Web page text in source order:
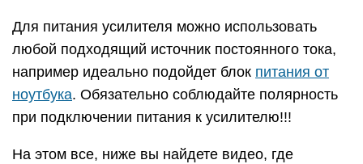
Для питания усилителя можно использовать
любой подходящий источник постоянного тока,
например идеально подойдет блок питания от
ноутбука. Обязательно соблюдайте полярность
при подключении питания к усилителю!!!
На этом все, ниже вы найдете видео, где